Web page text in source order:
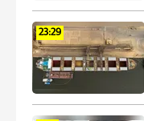
23:29